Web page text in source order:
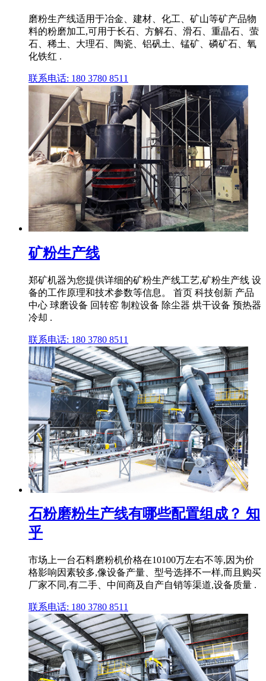
磨粉生产线适用于冶金、建材、化工、矿山等矿产品物
料的粉磨加工,可用于长石、方解石、滑石、重晶石、萤
石、稀土、大理石、陶瓷、铝矾土、锰矿、磷矿石、氧
化铁红 .
联系电话: 180 3780 8511
矿粉生产线
郑矿机器为您提供详细的矿粉生产线工艺,矿粉生产线 设
备的工作原理和技术参数等信息。 首页 科技创新 产品
中心 球磨设备 回转窑 制粒设备 除尘器 烘干设备 预热器
冷却 .
联系电话: 180 3780 8511
石粉磨粉生产线有哪些配置组成？ 知
乎
市场上一台石料磨粉机价格在10100万左右不等,因为价
格影响因素较多,像设备产量、型号选择不一样,而且购买
厂家不同,有二手、中间商及自产自销等渠道,设备质量 .
联系电话: 180 3780 8511